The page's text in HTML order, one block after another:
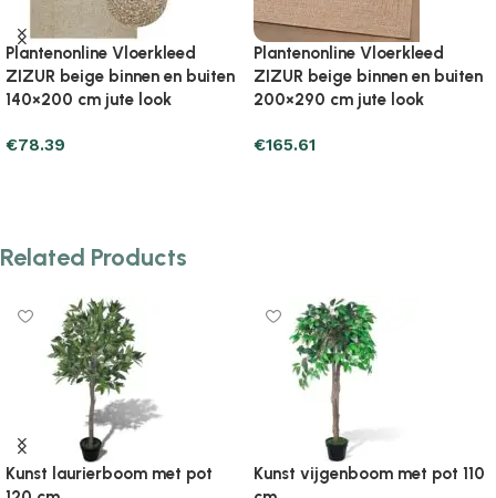
Plantenonline Vloerkleed
ZIZUR beige binnen en buiten
200×290 cm jute look
€140.13
Plantenonline Vloerkleed
ZIZUR binnen en buiten
100×200 cm jute look
€69.57
Related Products
Kunst laurierboom met pot
Kunst vijgenboom met pot 110